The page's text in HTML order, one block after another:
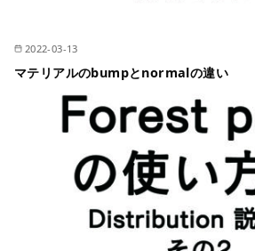
2022-03-13
マテリアルのbumpとnormalの違い